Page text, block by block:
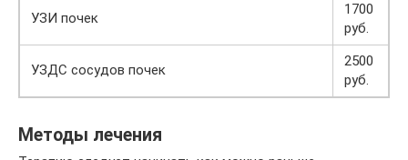
УЗИ почек
1700
руб.
УЗДС сосудов почек
2500
руб.
Методы лечения